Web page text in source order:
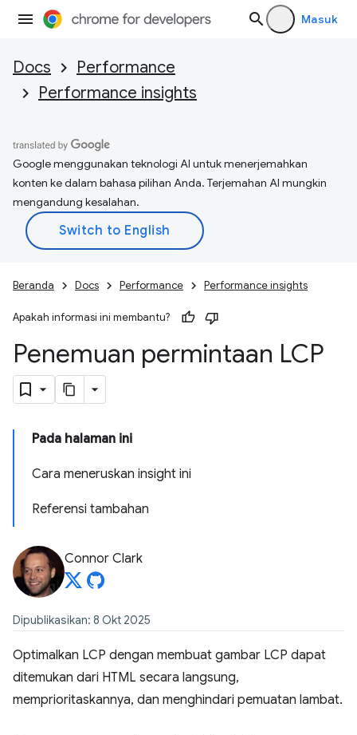
Masuk
Docs
Performance
Performance insights
Google menggunakan teknologi AI untuk menerjemahkan
konten ke dalam bahasa pilihan Anda. Terjemahan AI mungkin
mengandung kesalahan.
Beranda Docs Performance Performance insights
Apakah informasi ini membantu?
Penemuan permintaan LCP
Pada halaman ini
Cara meneruskan insight ini
Referensi tambahan
Connor Clark
Dipublikasikan: 8 Okt 2025
Optimalkan LCP dengan membuat gambar LCP dapat
ditemukan dari HTML secara langsung,
memprioritaskannya, dan menghindari pemuatan lambat.